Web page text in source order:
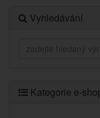
Vyhledávání
Kategorie e-